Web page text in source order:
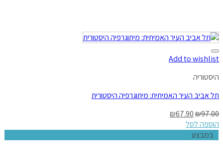
Add to wishlist
היסטוריה
תל אביב העיר האמיתית: מיתוגרפיה היסטורית
₪97.00
₪67.90
הוספה לסל
במבצע